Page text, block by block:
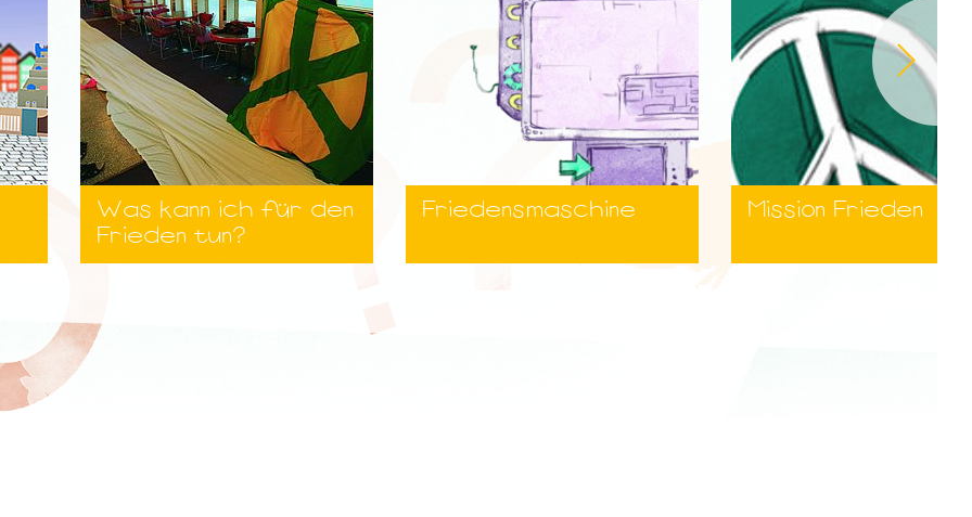
Was kann ich für den
Frieden tun?
Friedensmaschine Mission Frieden